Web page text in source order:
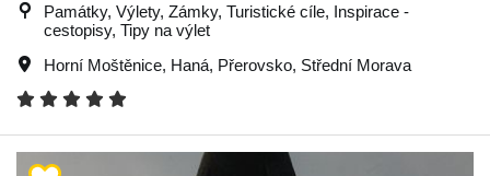
Památky, Výlety, Zámky, Turistické cíle, Inspirace -
cestopisy, Tipy na výlet
Horní Moštěnice, Haná, Přerovsko, Střední Morava